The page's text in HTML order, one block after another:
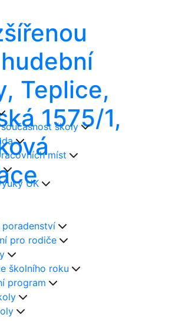
Teplice,
1575/1,
školy
míst
UK
pro rodiče
školního roku
program